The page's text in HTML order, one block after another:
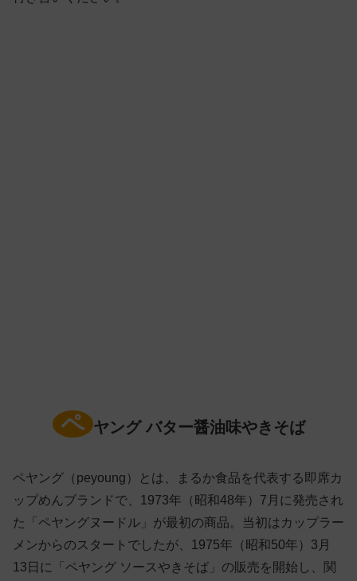
ペ ヤング バター醤油味やきそば
ペヤング（peyoung）とは、まるか食品を代表する即席カ
ップめんブランドで、1973年（昭和48年）7月に発売され
た「ペヤングヌードル」が最初の商品。当初はカップラー
メンからのスタートでしたが、1975年（昭和50年）3月
13日に「ペヤング ソースやきそば」の販売を開始し、関